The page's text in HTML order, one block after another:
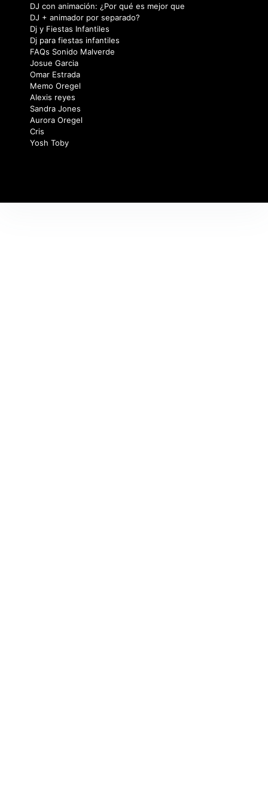
DJ con animación: ¿Por qué es mejor que
DJ + animador por separado?
Dj y Fiestas Infantiles
Dj para fiestas infantiles
FAQs Sonido Malverde
Josue Garcia
Omar Estrada
Memo Oregel
Alexis reyes
Sandra Jones
Aurora Oregel
Cris
Yosh Toby